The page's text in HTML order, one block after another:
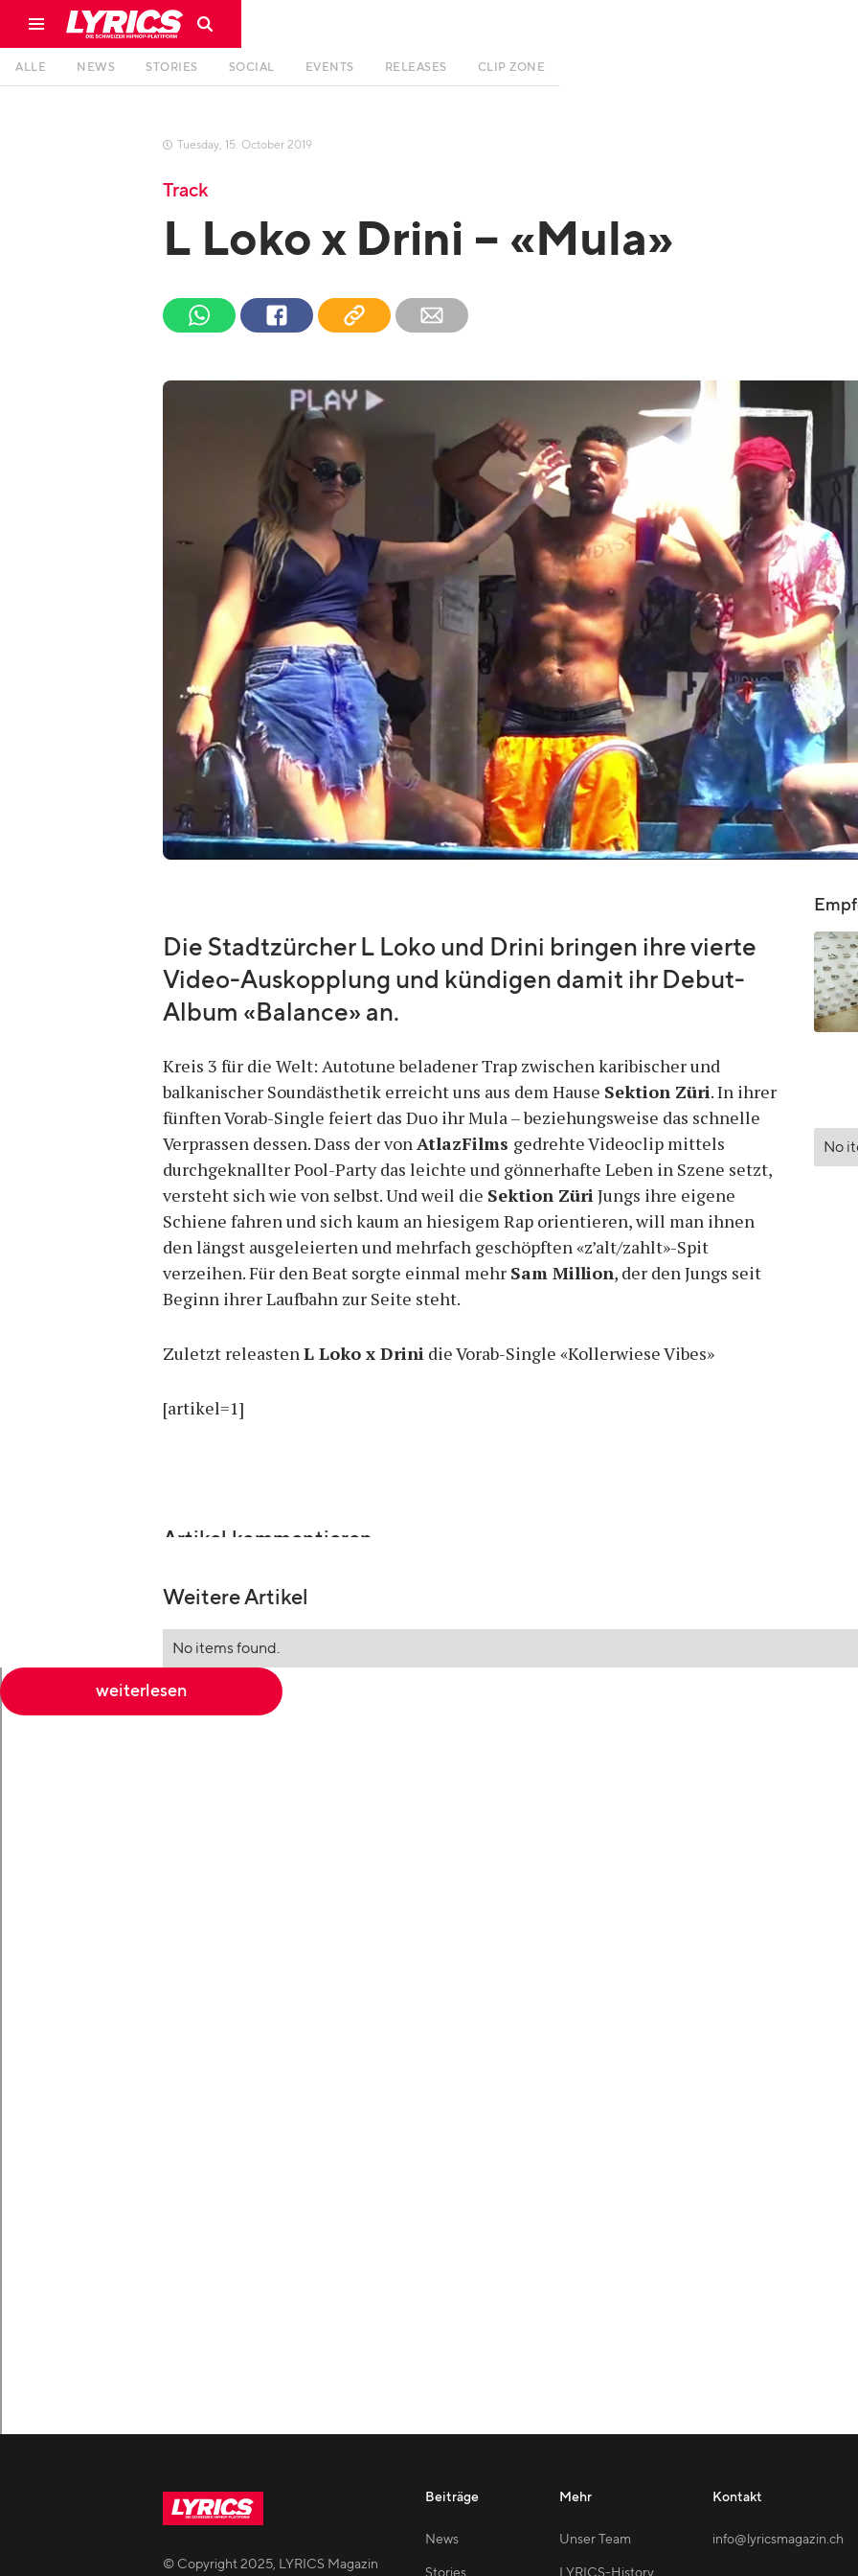
ALLE NEWS STORIES SOCIAL EVENTS RELEASES CLIP ZONE
 Tuesday, 15. October 2019
Track
L Loko x Drini – «Mula»
Quelle: YouTube
Die Stadtzürcher L Loko und Drini bringen ihre vierte
Video-Auskopplung und kündigen damit ihr Debut-
Album «Balance» an.
Kreis 3 für die Welt: Autotune beladener Trap zwischen karibischer und
balkanischer Soundästhetik erreicht uns aus dem Hause Sektion Züri. In ihrer
fünften Vorab-Single feiert das Duo ihr Mula – beziehungsweise das schnelle
Verprassen dessen. Dass der vonAtlazFilms gedrehte Videoclip mittels
durchgeknallter Pool-Party das leichte und gönnerhafte Leben in Szene setzt,
versteht sich wie von selbst. Und weil die Sektion ZüriJungs ihre eigene
Schiene fahren und sich kaum an hiesigem Rap orientieren, will man ihnen
den längst ausgeleierten und mehrfach geschöpften «z’alt/zahlt»-Spit
verzeihen. Für den Beat sorgte einmal mehr Sam Million, der den Jungs seit
Beginn ihrer Laufbahn zur Seite steht.
Zuletzt releastenL Loko x Drini die Vorab-Single «Kollerwiese Vibes»
[artikel=1]
Artikel kommentieren
No
Weitere Artikel
No items found.
weiterlesen
© Copyright2025, LYRICS Magazin
Beiträge
News
Mehr
Unser Team
Kontakt
info@lyricsmagazin.ch